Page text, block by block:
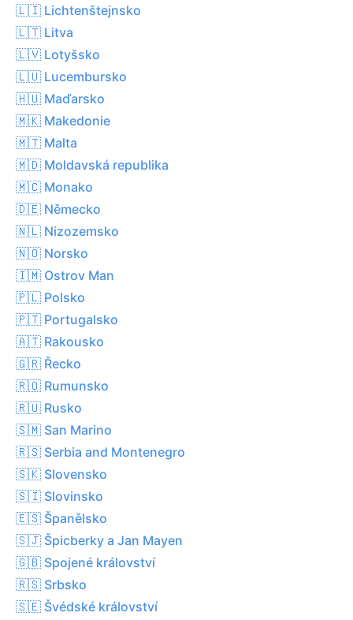
🇱🇮 Lichtenštejnsko
🇱🇹 Litva
🇱🇻 Lotyšsko
🇱🇺 Lucembursko
🇭🇺 Maďarsko
🇲🇰 Makedonie
🇲🇹 Malta
🇲🇩 Moldavská republika
🇲🇨 Monako
🇩🇪 Německo
🇳🇱 Nizozemsko
🇳🇴 Norsko
🇮🇲 Ostrov Man
🇵🇱 Polsko
🇵🇹 Portugalsko
🇦🇹 Rakousko
🇬🇷 Řecko
🇷🇴 Rumunsko
🇷🇺 Rusko
🇸🇲 San Marino
🇷🇸 Serbia and Montenegro
🇸🇰 Slovensko
🇸🇮 Slovinsko
🇪🇸 Španělsko
🇸🇯 Špicberky a Jan Mayen
🇬🇧 Spojené království
🇷🇸 Srbsko
🇸🇪 Švédské království